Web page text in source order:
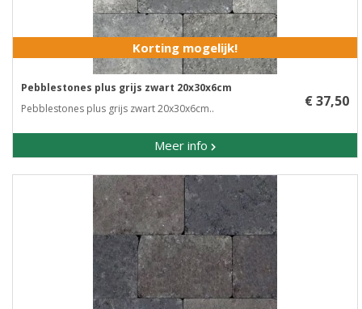
Korting mogelijk!
Pebblestones plus grijs zwart 20x30x6cm
Pebblestones plus grijs zwart 20x30x6cm..
Meer info
€ 37,50